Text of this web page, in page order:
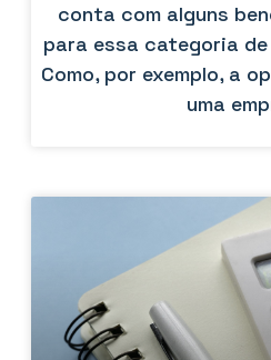
conta com alguns
para essa categoria
Como, por exemplo, a
uma